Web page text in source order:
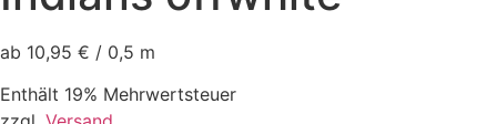
ab 10,95 € / 0,5 m
Enthält 19% Mehrwertsteuer